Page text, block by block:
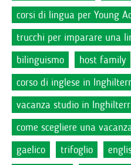
corsi di lingua per Young
trucchi per imparare una
bilinguismo
host family
corso di inglese in
vacanza studio in
come scegliere una
gaelico
trifoglio